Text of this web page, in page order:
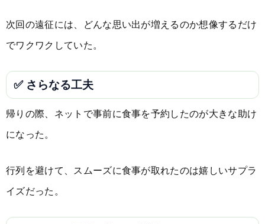
次回の遠征には、どんな思い出が増えるのか想像するだけ
でワクワクしていた。
✅ さらなる工夫
帰りの際、ネットで事前に食事を予約したのが大きな助け
になった。
行列を避けて、スムーズに食事が取れたのは嬉しいサプラ
イズだった。